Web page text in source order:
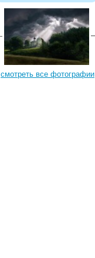
смотреть все фотографии